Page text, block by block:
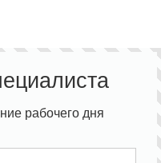
рабочего дня